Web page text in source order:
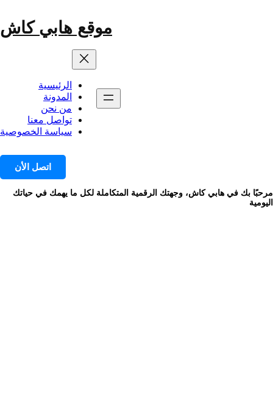
موقع هابي كاش
الرئيسية
المدونة
من نحن
تواصل معنا
سياسة الخصوصية
اتصل الأن
مرحبًا بك في هابي كاش، وجهتك الرقمية المتكاملة لكل ما يهمك في حياتك
اليومية